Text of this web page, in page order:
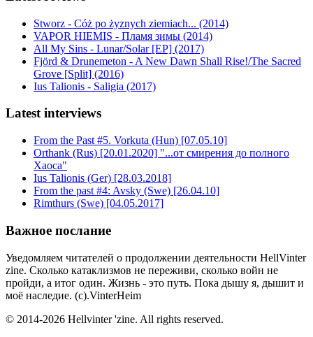
Stworz - Cóż po żyznych ziemiach... (2014)
VAPOR HIEMIS - Пламя зимы (2014)
All My Sins - Lunar/Solar [EP] (2017)
Fjörd & Drunemeton - A New Dawn Shall Rise!/The Sacred
Grove [Split] (2016)
Ius Talionis - Saligia (2017)
Latest interviews
From the Past #5. Vorkuta (Hun) [07.05.10]
Orthank (Rus) [20.01.2020] "...от смирения до полного
Хаоса"
Ius Talionis (Ger) [28.03.2018]
From the past #4: Avsky (Swe) [26.04.10]
Rimthurs (Swe) [04.05.2017]
Важное послание
Уведомляем читателей о продолжении деятельности HellVinter
zine. Сколько катаклизмов не переживи, сколько войн не
пройди, а итог один. Жизнь - это путь. Пока дышу я, дышит и
моё наследие. (с).VinterHeim
© 2014-2026 Hellvinter 'zine. All rights reserved.